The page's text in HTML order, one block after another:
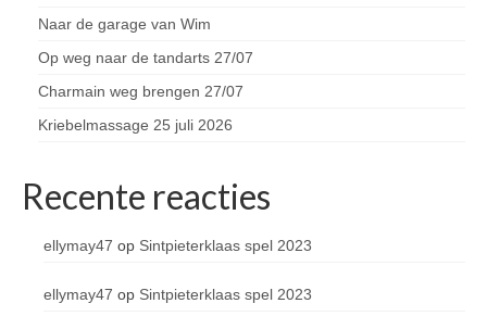
Naar de garage van Wim
Op weg naar de tandarts 27/07
Charmain weg brengen 27/07
Kriebelmassage 25 juli 2026
Recente reacties
ellymay47 op Sintpieterklaas spel 2023
ellymay47 op Sintpieterklaas spel 2023